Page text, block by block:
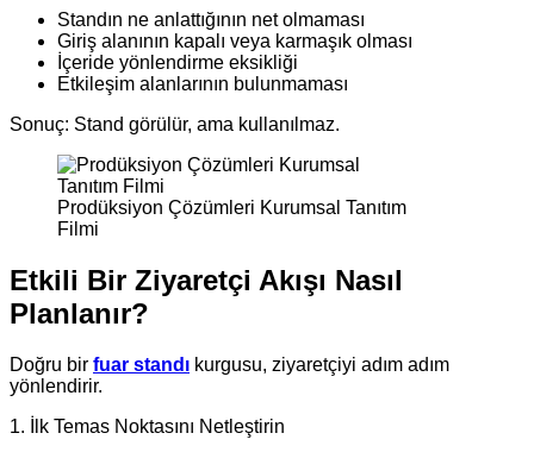
Standın ne anlattığının net olmaması
Giriş alanının kapalı veya karmaşık olması
İçeride yönlendirme eksikliği
Etkileşim alanlarının bulunmaması
Sonuç: Stand görülür, ama kullanılmaz.
Prodüksiyon Çözümleri Kurumsal Tanıtım
Filmi
Etkili Bir Ziyaretçi Akışı Nasıl
Planlanır?
Doğru bir fuar standı kurgusu, ziyaretçiyi adım adım
yönlendirir.
1. İlk Temas Noktasını Netleştirin